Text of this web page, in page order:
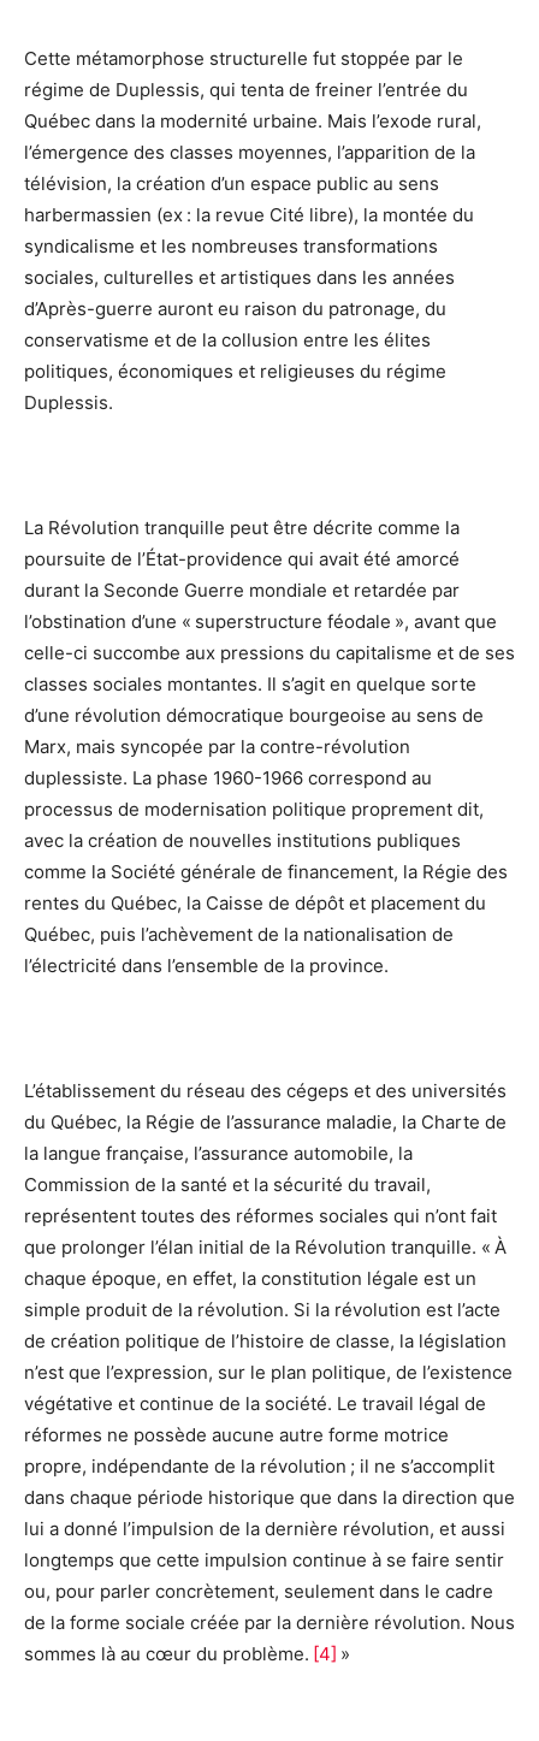
Cette métamorphose structurelle fut stoppée par le
régime de Duplessis, qui tenta de freiner l’entrée du
Québec dans la modernité urbaine. Mais l’exode rural,
l’émergence des classes moyennes, l’apparition de la
télévision, la création d’un espace public au sens
harbermassien (ex : la revue Cité libre), la montée du
syndicalisme et les nombreuses transformations
sociales, culturelles et artistiques dans les années
d’Après-guerre auront eu raison du patronage, du
conservatisme et de la collusion entre les élites
politiques, économiques et religieuses du régime
Duplessis.
La Révolution tranquille peut être décrite comme la
poursuite de l’État-providence qui avait été amorcé
durant la Seconde Guerre mondiale et retardée par
l’obstination d’une « superstructure féodale », avant que
celle-ci succombe aux pressions du capitalisme et de ses
classes sociales montantes. Il s’agit en quelque sorte
d’une révolution démocratique bourgeoise au sens de
Marx, mais syncopée par la contre-révolution
duplessiste. La phase 1960-1966 correspond au
processus de modernisation politique proprement dit,
avec la création de nouvelles institutions publiques
comme la Société générale de financement, la Régie des
rentes du Québec, la Caisse de dépôt et placement du
Québec, puis l’achèvement de la nationalisation de
l’électricité dans l’ensemble de la province.
L’établissement du réseau des cégeps et des universités
du Québec, la Régie de l’assurance maladie, la Charte de
la langue française, l’assurance automobile, la
Commission de la santé et la sécurité du travail,
représentent toutes des réformes sociales qui n’ont fait
que prolonger l’élan initial de la Révolution tranquille. « À
chaque époque, en effet, la constitution légale est un
simple produit de la révolution. Si la révolution est l’acte
de création politique de l’histoire de classe, la législation
n’est que l’expression, sur le plan politique, de l’existence
végétative et continue de la société. Le travail légal de
réformes ne possède aucune autre forme motrice
propre, indépendante de la révolution ; il ne s’accomplit
dans chaque période historique que dans la direction que
lui a donné l’impulsion de la dernière révolution, et aussi
longtemps que cette impulsion continue à se faire sentir
ou, pour parler concrètement, seulement dans le cadre
de la forme sociale créée par la dernière révolution. Nous
sommes là au cœur du problème. [4] »